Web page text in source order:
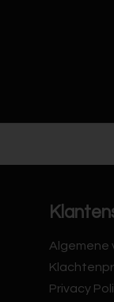
Algemene
Privacy